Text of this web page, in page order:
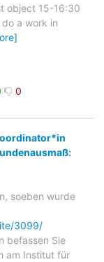
object 15-16:30
a work in
0
soeben wurde
3099/
befassen Sie
am Institut für